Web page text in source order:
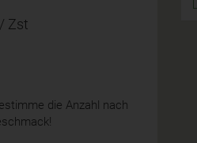
/ Zst
die Anzahl nach